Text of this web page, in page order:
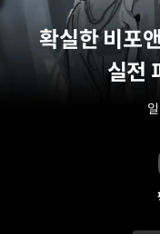
확실한 비포
실전